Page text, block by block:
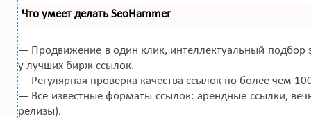
Что умеет делать SeoHammer
— Продвижение в один клик, интеллектуальный подбор
у лучших бирж ссылок.
— Регулярная проверка качества ссылок по более чем
— Все известные форматы ссылок: арендные ссылки,
релизы).